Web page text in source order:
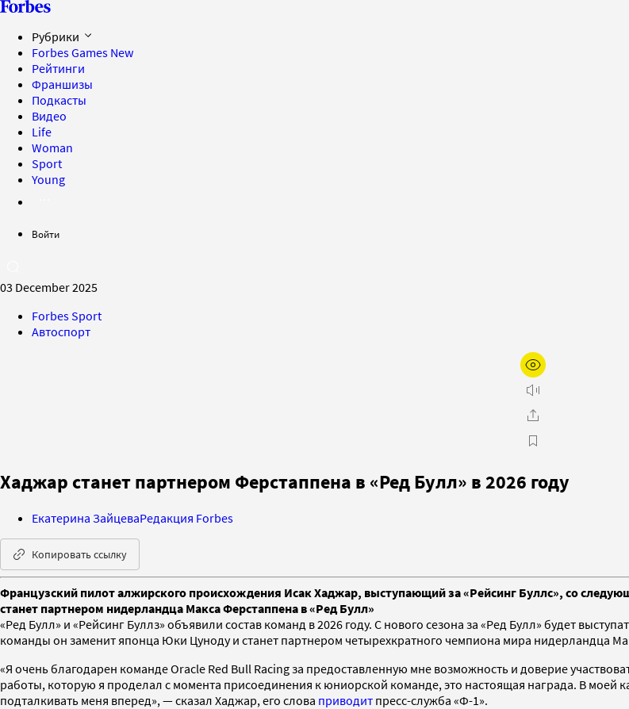
Рубрики
Forbes Games New
Рейтинги
Франшизы
Подкасты
Видео
Life
Woman
Sport
Young
Войти
03 December 2025
Forbes Sport
Автоспорт
Хаджар станет партнером Ферстаппена в «Ред Булл» в 2026 году
Екатерина ЗайцеваРедакция Forbes
Копировать ссылку
Французский пилот алжирского происхождения Исак Хаджар, выступающий за «Рейсинг Буллс», со
станет партнером нидерландца Макса Ферстаппена в «Ред Булл»
«Ред Булл» и «Рейсинг Буллз» объявили состав команд в 2026 году. С нового сезона за «Ред Булл» будет
команды он заменит японца Юки Цуноду и станет партнером четырехкратного чемпиона мира нидерландца
«Я очень благодарен команде Oracle Red Bull Racing за предоставленную мне возможность и доверие
работы, которую я проделал с момента присоединения к юниорской команде, это настоящая награда. В
подталкивать меня вперед», — сказал Хаджар, его слова приводит пресс-служба «Ф-1».